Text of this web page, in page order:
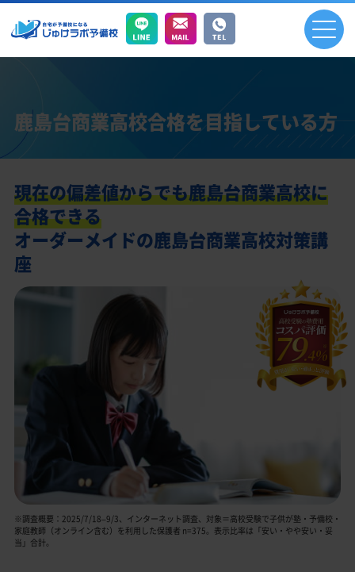
鹿島台商業高校合格を目指している方
現在の偏差値からでも鹿島台商業高校に
合格できる
オーダーメイドの鹿島台商業高校対策講
座
※調査概要：2025/7/18–9/3、インターネット調査、対象＝高校受験で子供が塾・予備校・
家庭教師（オンライン含む）を利用した保護者 n=375。表示比率は「安い・やや安い・妥
当」合計。